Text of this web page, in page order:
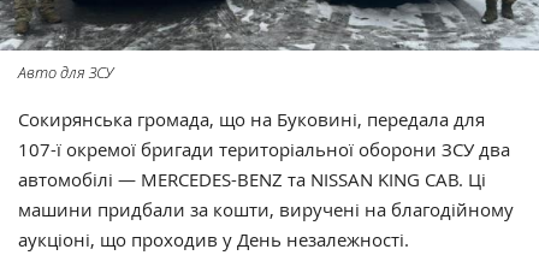
Авто для ЗСУ
Сокирянська громада, що на Буковині, передала для
107-ї окремої бригади територіальної оборони ЗСУ два
автомобілі — MERCEDES-BENZ та NISSAN KING CAB. Ці
машини придбали за кошти, виручені на благодійному
аукціоні, що проходив у День незалежності.